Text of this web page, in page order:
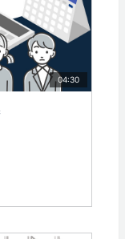
04:30